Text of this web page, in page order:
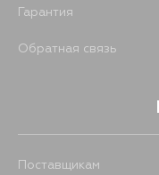
Гарантия
Обратная связь
Поставщикам